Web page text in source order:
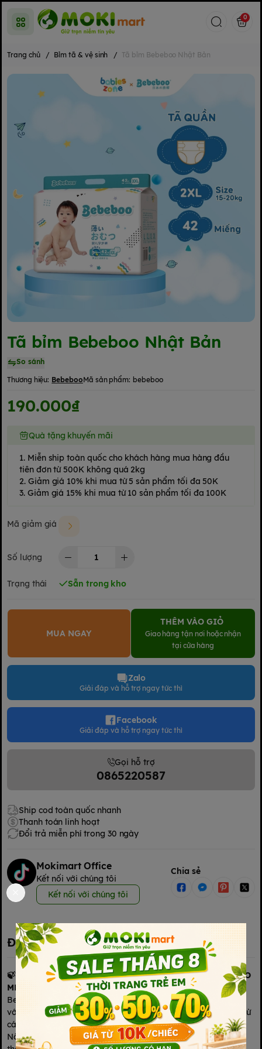
0
Trang chủ / Bỉm tã & vệ sinh / Tã bỉm Bebeboo Nhật Bản
Tã bỉm Bebeboo Nhật Bản
So sánh
Thương hiệu: BebebooMã sản phẩm: bebeboo
190.000₫
Quà tặng khuyến mãi
1. Miễn ship toàn quốc cho khách hàng mua hàng đầu
tiên đơn từ 500K không quá 2kg
2. Giảm giá 10% khi mua từ 5 sản phẩm tối đa 50K
3. Giảm giá 15% khi mua từ 10 sản phẩm tối đa 100K
Mã giảm giá
Số lượng
Trạng thái Sẵn trong kho
MUA NGAY
THÊM VÀO GIỎ
Giao hàng tận nơi hoặc nhận
tại cửa hàng
Zalo
Giải đáp và hỗ trợ ngay tức thì
Facebook
Giải đáp và hỗ trợ ngay tức thì
Gọi hỗ trợ
0865220587
Ship cod toàn quốc nhanh
Thanh toán linh hoạt
Đổi trả miễn phí trong 30 ngày
Mokimart Office
Kết nối với chúng tôi
Kết nối với chúng tôi
Chia sẻ
Đặc điểm nổi bật
🍃Tã bỉm Bebeboo Nhật Bản - BÉ LUÔN KHÔ THOÁNG, CHO
MẸ THẢNH THƠI
Bebeboo Nhật Bản là sản phẩm tã bỉm an toàn cho trẻ nhỏ,
với dây chuyền sản xuất hiện đại & nguồn nguyên liệu uy tín từ
các quốc gia hàng đầu trên thế giới.
Nổi bật với công nghệ khóa ẩm từ Nhật Bản cho khả năng